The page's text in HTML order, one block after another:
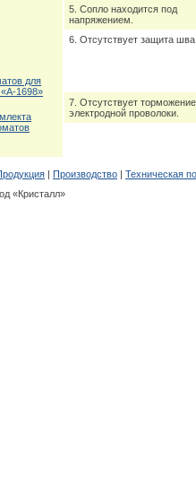
для
«А-1698»
5. Сопло находится под
напряжением.
6. Отсутствует защита шва
7. Отсутствует торможение
электродной проволоки.
| Производство | Техническая
«Кристалл»